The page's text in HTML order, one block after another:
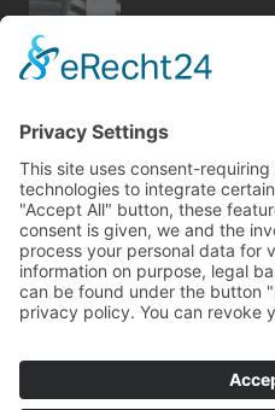
smart home entfeuchtung
badezimmer
dämmung
hausbau
türen küche
photovoltaik
förderung